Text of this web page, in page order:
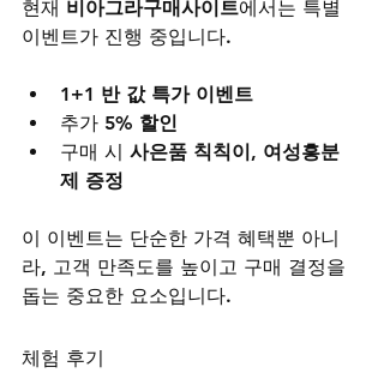
현재 비아그라구매사이트에서는 특별
이벤트가 진행 중입니다.
1+1 반 값 특가 이벤트
추가 5% 할인
구매 시 사은품 칙칙이, 여성흥분
제 증정
이 이벤트는 단순한 가격 혜택뿐 아니
라, 고객 만족도를 높이고 구매 결정을
돕는 중요한 요소입니다.
체험 후기